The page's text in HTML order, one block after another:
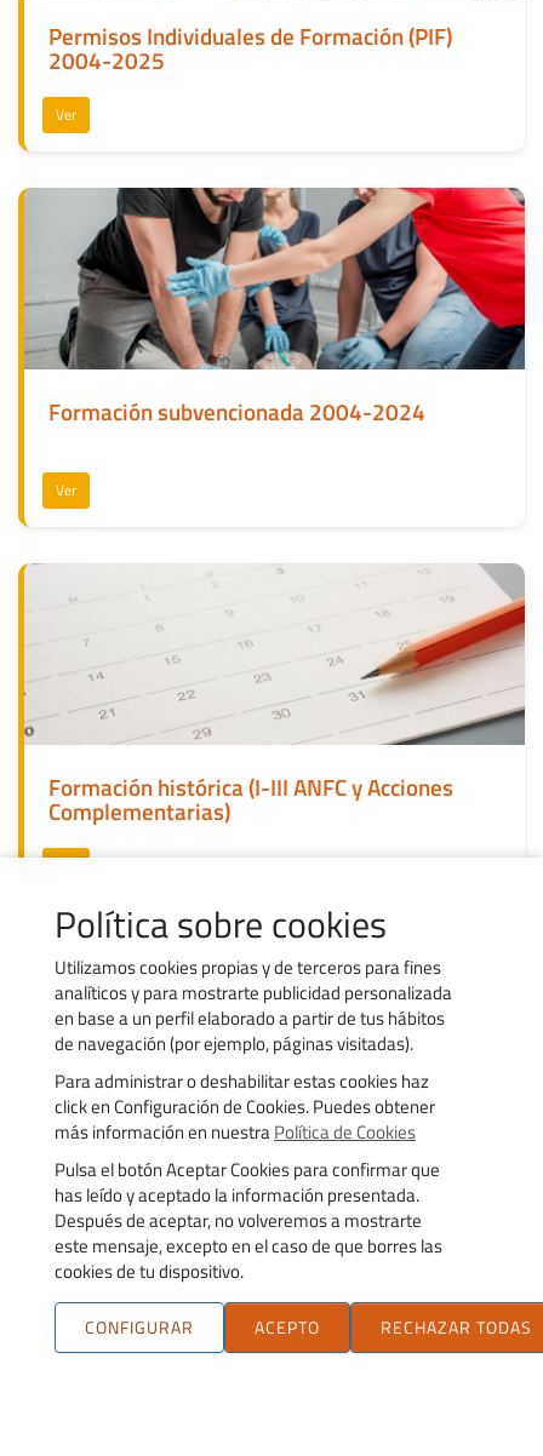
Política sobre cookies
Utilizamos cookies propias y de terceros para fines
analíticos y para mostrarte publicidad personalizada
en base a un perfil elaborado a partir de tus hábitos
de navegación (por ejemplo, páginas visitadas).
Para administrar o deshabilitar estas cookies haz
click en Configuración de Cookies. Puedes obtener
más información en nuestraPolítica de Cookies
Pulsa el botón Aceptar Cookies para confirmar que
has leído y aceptado la información presentada.
Después de aceptar, no volveremos a mostrarte
este mensaje, excepto en el caso de que borres las
cookies de tu dispositivo.
CONFIGURAR ACEPTO RECHAZAR TODAS
Permisos Individuales de Formación (PIF)
2004-2025
Ver
Formación subvencionada 2004-2024
Ver
Formación histórica (I-III ANFC y Acciones
Complementarias)
Ver
Contacto
Política de uso de cookies
Política de privacidad
Accesibilidad
Trabaja con nosotros
Transparencia
Aviso legal
Trámites